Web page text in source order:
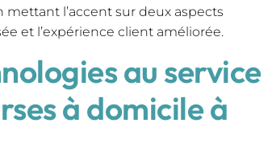
l’accent sur deux aspects
et l’expérience client améliorée.
au service
à domicile à